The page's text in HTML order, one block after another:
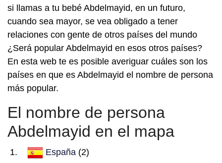
si llamas a tu bebé Abdelmayid, en un futuro,
cuando sea mayor, se vea obligado a tener
relaciones con gente de otros países del mundo
¿Será popular Abdelmayid en esos otros países?
En esta web te es posible averiguar cuáles son los
países en que es Abdelmayid el nombre de persona
más popular.
El nombre de persona
Abdelmayid en el mapa
España (2)